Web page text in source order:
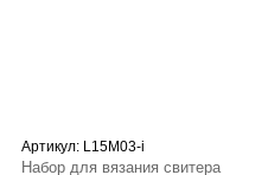
Артикул: L15M03-i
Набор для вязания свитера